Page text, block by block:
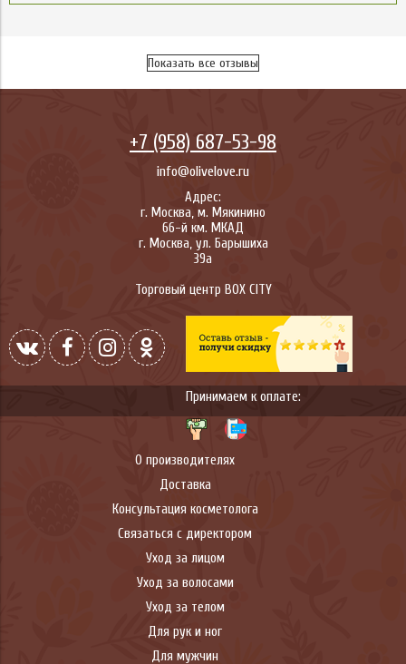
Показать все отзывы
+7 (958) 687-53-98
info@olivelove.ru
Адрес:
г. Москва, м. Мякинино
66-й км. МКАД
г. Москва, ул. Барышиха
39а
Торговый центр BOX CITY
О производителях
Доставка
Консультация косметолога
Связаться с директором
Уход за лицом
Уход за волосами
Уход за телом
Для рук и ног
Для мужчин
Принимаем к оплате: